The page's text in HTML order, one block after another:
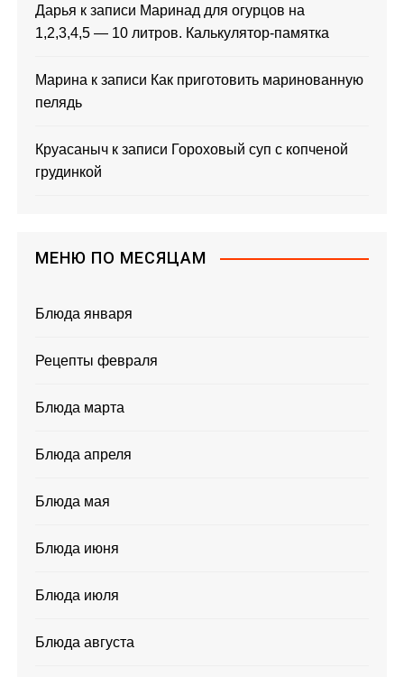
Дарья к записи Маринад для огурцов на
1,2,3,4,5 — 10 литров. Калькулятор-памятка
Марина к записи Как приготовить маринованную
пелядь
Круасаныч к записи Гороховый суп с копченой
грудинкой
МЕНЮ ПО МЕСЯЦАМ
Блюда января
Рецепты февраля
Блюда марта
Блюда апреля
Блюда мая
Блюда июня
Блюда июля
Блюда августа